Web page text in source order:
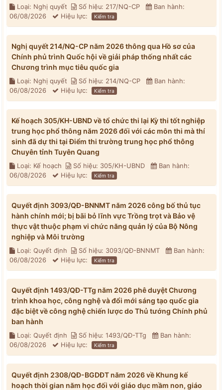
Loại: Nghị quyết Số hiệu: 217/NQ-CP
Ban hành:
06/08/2026
Hiệu lực: Kiểm tra
Nghị quyết 214/NQ-CP năm 2026 thông qua Hồ sơ của
Chính phủ trình Quốc hội về giải pháp thống nhất các
Chương trình mục tiêu quốc gia
Loại: Nghị quyết Số hiệu: 214/NQ-CP
Ban hành:
06/08/2026
Hiệu lực: Kiểm tra
Kế hoạch 305/KH-UBND về tổ chức thi lại Kỳ thi tốt nghiệp
trung học phổ thông năm 2026 đối với các môn thi mà thí
sinh đã dự thi tại Điểm thi trường trung học phổ thông
Chuyên tỉnh Tuyên Quang
Loại: Kế hoạch Số hiệu: 305/KH-UBND
Ban hành:
06/08/2026
Hiệu lực: Kiểm tra
Quyết định 3093/QĐ-BNNMT năm 2026 công bố thủ tục
hành chính mới; bị bãi bỏ lĩnh vực Trồng trọt và Bảo vệ
thực vật thuộc phạm vi chức năng quản lý của Bộ Nông
nghiệp và Môi trường
Loại: Quyết định Số hiệu: 3093/QĐ-BNNMT
Ban hành:
06/08/2026
Hiệu lực: Kiểm tra
Quyết định 1493/QĐ-TTg năm 2026 phê duyệt Chương
trình khoa học, công nghệ và đổi mới sáng tạo quốc gia
đặc biệt về công nghệ chiến lược do Thủ tướng Chính phủ
ban hành
Loại: Quyết định Số hiệu: 1493/QĐ-TTg
Ban hành:
06/08/2026
Hiệu lực: Kiểm tra
Quyết định 2308/QĐ-BGDĐT năm 2026 về Khung kế
hoạch thời gian năm học đối với giáo dục mầm non, giáo